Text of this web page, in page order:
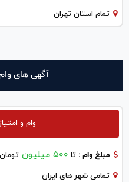
تمام استان تهران
آگهی های
وام و
مبلغ وام : تا ۵۰۰ میلیون تومان
تمامی شهر های ایران